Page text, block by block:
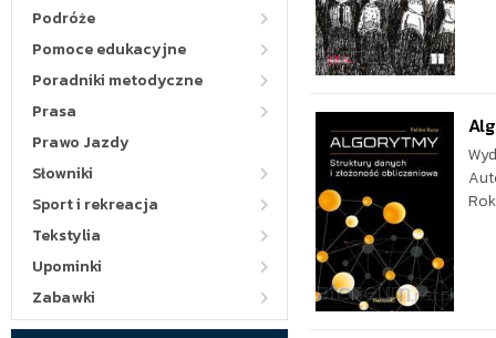
Podróże
Pomoce edukacyjne
Poradniki metodyczne
Prasa
Prawo Jazdy
Słowniki
Sport i rekreacja
Tekstylia
Upominki
Zabawki